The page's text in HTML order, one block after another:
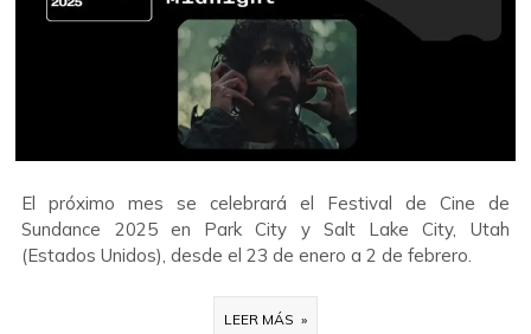
El próximo mes se celebrará el Festival de Cine de
Sundance 2025 en Park City y Salt Lake City, Utah
(Estados Unidos), desde el 23 de enero a 2 de febrero.
LEER MÁS »